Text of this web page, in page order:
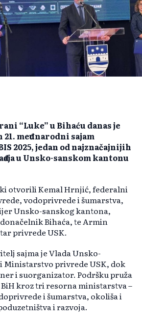
“Luke” u Bihaću danas je
međunarodni sajam
2025, jedan od najznačajnijih
u Unsko-sanskom kantonu
otvorili Kemal Hrnjić, federalni
vodoprivrede i šumarstva,
Unsko-sanskog kantona,
Bihaća, te Armin
privrede USK.
sajma je Vlada Unsko-
Ministarstvo privrede USK, dok
i suorganizator. Podršku pruža
BiH kroz tri resorna ministarstva–
išumarstva, okoliša i
i razvoja.